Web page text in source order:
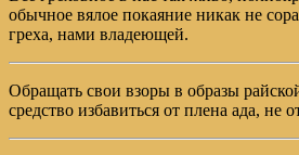
обычное вялое покаяние никак не
греха, нами владеющей.
Обращать свои взоры в образы
средство избавиться от плена ада, не